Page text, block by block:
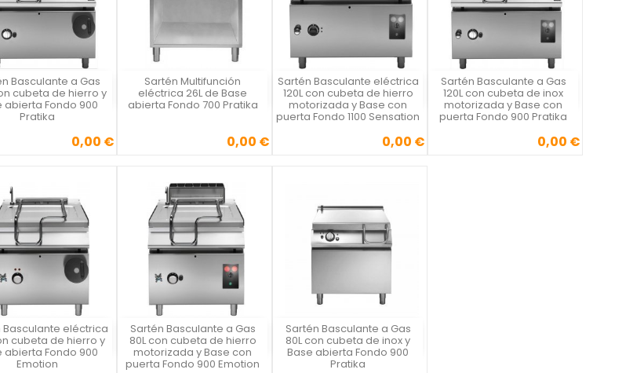
Basculante a Gas
cubeta de hierro y
abierta Fondo 900
Pratika
Precio0,00 €

rápida Sartén Multifunción
eléctrica 26L de Base
abierta Fondo 700 Pratika
Precio0,00 €
Vista rápida Sartén Basculante eléctrica
120L con cubeta de hierro
motorizada y Base con
puerta Fondo 1100 Sensation
Precio0,00 €

Vista rápida Sartén Basculante a Gas
120L con cubeta de inox
motorizada y Base con
puerta Fondo 900 Pratika
Precio0,00 €

Vista rápida
Basculante eléctrica
cubeta de hierro y
abierta Fondo 900
Emotion

rápida Sartén Basculante a Gas
80L con cubeta de hierro
motorizada y Base con
puerta Fondo 900 Emotion

Vista rápida Sartén Basculante a Gas
80L con cubeta de inox y
Base abierta Fondo 900
Pratika

Vista rápida